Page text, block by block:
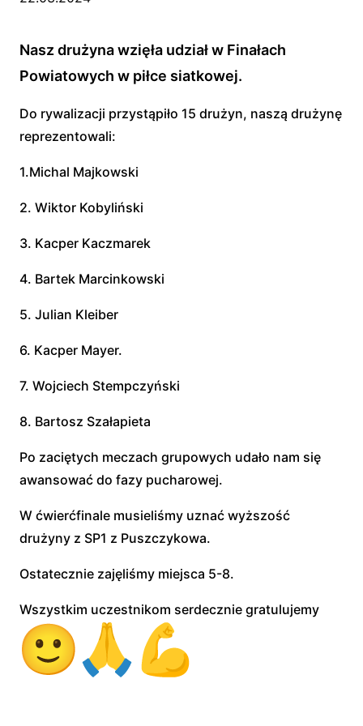
Nasz drużyna wzięła udział w Finałach
Powiatowych w piłce siatkowej.
Do rywalizacji przystąpiło 15 drużyn, naszą drużynę
reprezentowali:
1.Michal Majkowski
2. Wiktor Kobyliński
3. Kacper Kaczmarek
4. Bartek Marcinkowski
5. Julian Kleiber
6. Kacper Mayer.
7. Wojciech Stempczyński
8. Bartosz Szałapieta
Po zaciętych meczach grupowych udało nam się
awansować do fazy pucharowej.
W ćwierćfinale musieliśmy uznać wyższość
drużyny z SP1 z Puszczykowa.
Ostatecznie zajęliśmy miejsca 5-8.
Wszystkim uczestnikom serdecznie gratulujemy